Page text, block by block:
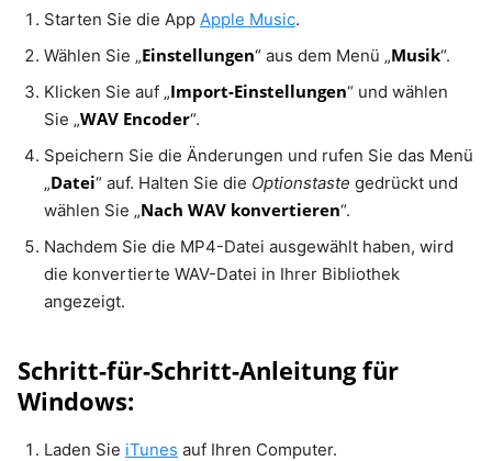
Starten Sie die App Apple Music.
Wählen Sie „Einstellungen“ aus dem Menü „Musik“.
Klicken Sie auf „Import-Einstellungen“ und wählen
Sie „WAV Encoder“.
Speichern Sie die Änderungen und rufen Sie das Menü
„Datei“ auf. Halten Sie die Optionstaste gedrückt und
wählen Sie „Nach WAV konvertieren“.
Nachdem Sie die MP4-Datei ausgewählt haben, wird
die konvertierte WAV-Datei in Ihrer Bibliothek
angezeigt.
Schritt-für-Schritt-Anleitung für
Windows:
Laden Sie iTunes auf Ihren Computer.